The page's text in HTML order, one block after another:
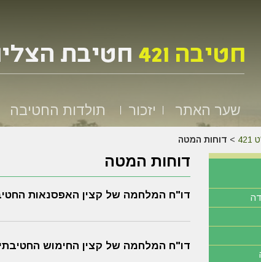
שער האתר יזכור תולדות החטיבה
> דוחות המטה
דוחות המטה
דו"ח המלחמה של קצין האפסנאות
דו"ח המלחמה של קצין החימוש